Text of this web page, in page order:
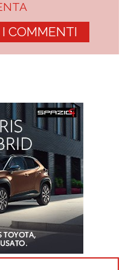
COMMENTI